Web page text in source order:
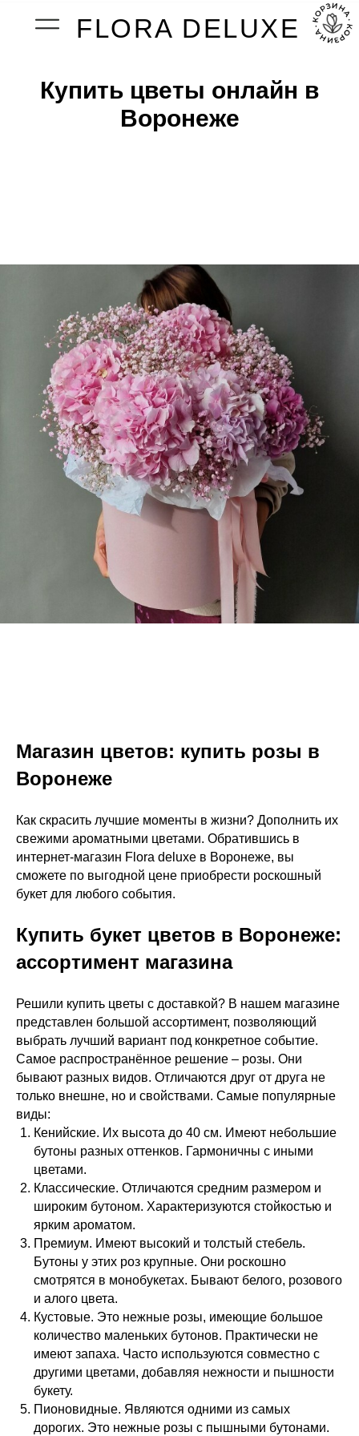
FLORA DELUXE
Купить цветы онлайн в
Воронеже
Магазин цветов: купить розы в
Воронеже
Как скрасить лучшие моменты в жизни? Дополнить их
свежими ароматными цветами. Обратившись в
интернет-магазин Flora deluxe в Воронеже, вы
сможете по выгодной цене приобрести роскошный
букет для любого события.
Купить букет цветов в Воронеже:
ассортимент магазина
Решили купить цветы с доставкой? В нашем магазине
представлен большой ассортимент, позволяющий
выбрать лучший вариант под конкретное событие.
Самое распространённое решение – розы. Они
бывают разных видов. Отличаются друг от друга не
только внешне, но и свойствами. Самые популярные
виды:
Кенийские. Их высота до 40 см. Имеют небольшие
бутоны разных оттенков. Гармоничны с иными
цветами.
Классические. Отличаются средним размером и
широким бутоном. Характеризуются стойкостью и
ярким ароматом.
Премиум. Имеют высокий и толстый стебель.
Бутоны у этих роз крупные. Они роскошно
смотрятся в монобукетах. Бывают белого, розового
и алого цвета.
Кустовые. Это нежные розы, имеющие большое
количество маленьких бутонов. Практически не
имеют запаха. Часто используются совместно с
другими цветами, добавляя нежности и пышности
букету.
Пионовидные. Являются одними из самых
дорогих. Это нежные розы с пышными бутонами.